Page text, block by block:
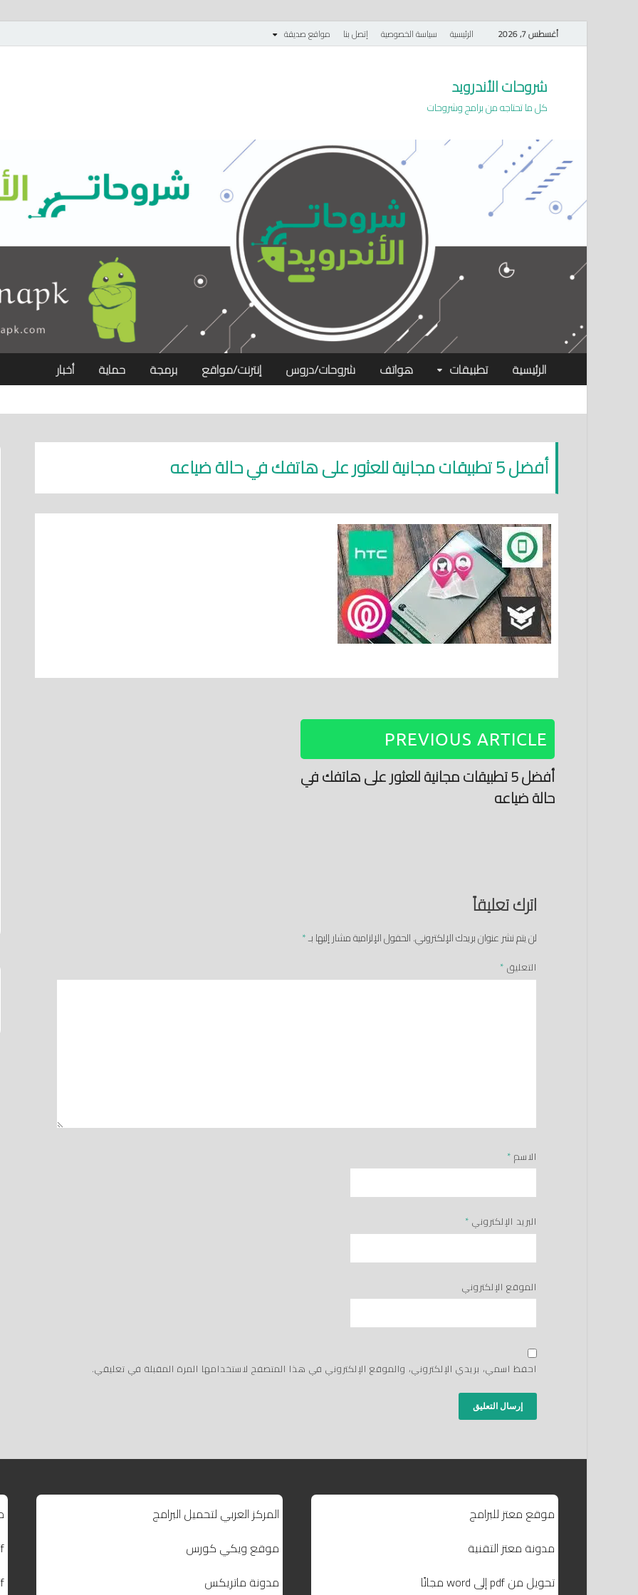
أغسطس 7, 2026 الرئيسية سياسة الخصوصية إتصل بنا مواقع صديقة
شروحات الأندرويد
كل ما تحتاجه من برامج وشروحات
الرئيسية تطبيقات هواتف شروحات/دروس إنترنت/مواقع برمجة حماية أخبار
أفضل 5 تطبيقات مجانية للعثور على هاتفك في حالة ضياعه
PREVIOUS ARTICLE
أفضل 5 تطبيقات مجانية للعثور على هاتفك في
حالة ضياعه
اترك تعليقاً
لن يتم نشر عنوان بريدك الإلكتروني.الحقول الإلزامية مشار إليها بـ*
التعليق *
الاسم *
البريد الإلكتروني *
الموقع الإلكتروني
احفظ اسمي، بريدي الإلكتروني، والموقع الإلكتروني في هذا المتصفح لاستخدامها المرة المقبلة في تعليقي.
موقع معتز للبرامج
مدونة معتز التقنية
تحويل من pdf إلى word مجانًا
المركز العربي لتحميل البرامج
موقع ويكي كورس
مدونة ماتريكس